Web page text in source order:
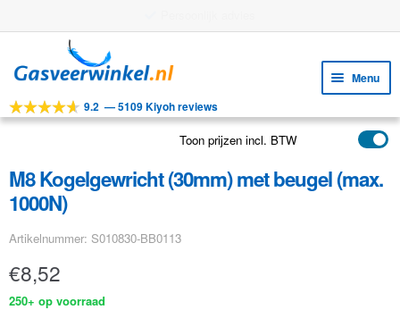
door
navigatie
naar
inhoud
Menu
Tools
Toepassingen
Klantenservice
9.2 —5109 Kiyoh reviews
Toon prijzen incl. BTW
M8 Kogelgewricht (30mm) met beugel (max.
1000N)
Artikelnummer: S010830-BB0113
€8,52
250+ op voorraad